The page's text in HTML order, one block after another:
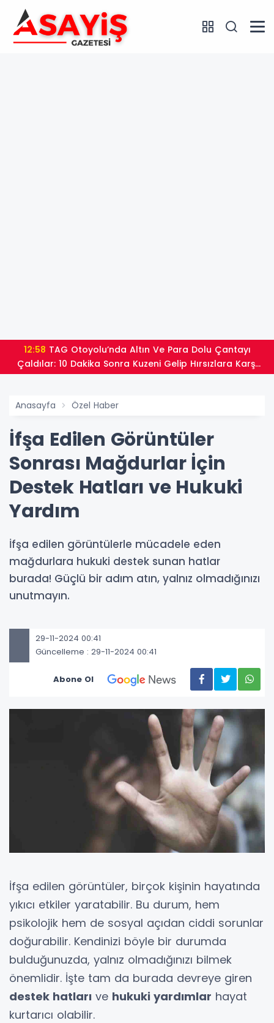
12:58
Çaldılar: 10 Dakika Sonra Kuzeni Gelip Hırsızlara Karşı
Uyardı
Anasayfa Özel Haber
İfşa Edilen Görüntüler
Sonrası Mağdurlar İçin
Destek Hatları ve Hukuki
Yardım
İfşa edilen görüntülerle mücadele eden
mağdurlara hukuki destek sunan hatlar
burada! Güçlü bir adım atın, yalnız olmadığınızı
unutmayın.
29-11-2024 00:41
Güncelleme : 29-11-2024 00:41
Abone Ol
İfşa edilen görüntüler, birçok kişinin hayatında
yıkıcı etkiler yaratabilir. Bu durum, hem
psikolojik hem de sosyal açıdan ciddi sorunlar
doğurabilir. Kendinizi böyle bir durumda
bulduğunuzda, yalnız olmadığınızı bilmek
önemlidir. İşte tam da burada devreye giren
destek hatları ve hukuki yardımlar hayat
kurtarıcı olabilir.